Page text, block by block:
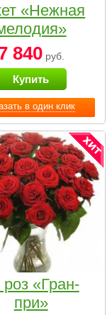
в один клик
«Нежная
840руб.
Купить
роз «Гран-
при»